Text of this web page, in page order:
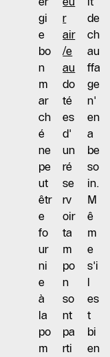
gi
e
bo
n
m
ar
ch
é
ne
pe
ut
êtr
e
fo
ur
ni
e
à
la
po
m
r
air
/e
au
do
té
es
d'
un
ré
se
rv
oir
ta
m
po
n
so
nt
pa
rti
de
ch
au
ffa
ge
n'
en
a
be
so
in.
M
ê
m
e
s'i
l
es
t
bi
en